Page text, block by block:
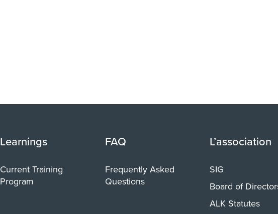
Learnings
Current Training
Program
FAQ
Frequently Asked
Questions
L’association
SIG
Board of
ALK Statutes